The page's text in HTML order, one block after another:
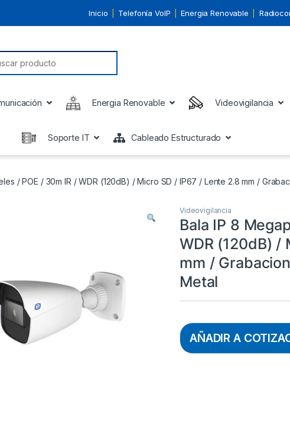
Inicio Telefonía VoIP Energia Renovable
for:
Energia Renovable Videovigilancia
Soporte IT Cableado Estructurado
/ POE / 30m IR / WDR (120dB) / Micro SD / IP67 / Lente 2.8 mm /
Videovigilancia
Bala IP 8
WDR (120dB) /
mm /
Metal
AÑADIR A